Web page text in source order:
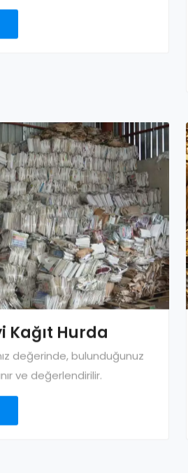
Kağıt Hurda
değerinde, bulunduğunuz
ve değerlendirilir.